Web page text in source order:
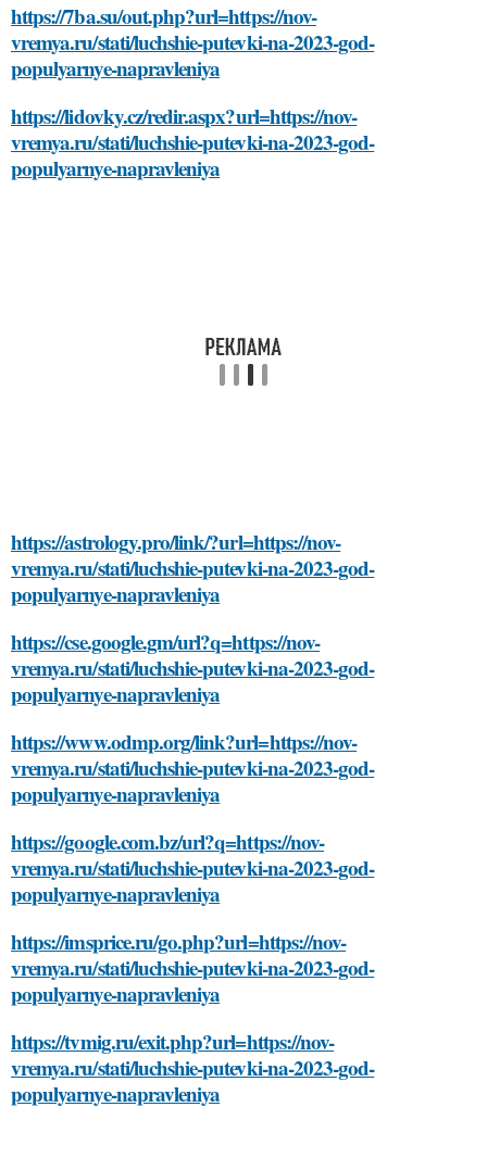
https://7ba.su/out.php?url=https://nov-
vremya.ru/stati/luchshie-putevki-na-2023-god-
populyarnye-napravleniya
https://lidovky.cz/redir.aspx?url=https://nov-
vremya.ru/stati/luchshie-putevki-na-2023-god-
populyarnye-napravleniya
https://astrology.pro/link/?url=https://nov-
vremya.ru/stati/luchshie-putevki-na-2023-god-
populyarnye-napravleniya
https://cse.google.gm/url?q=https://nov-
vremya.ru/stati/luchshie-putevki-na-2023-god-
populyarnye-napravleniya
https://www.odmp.org/link?url=https://nov-
vremya.ru/stati/luchshie-putevki-na-2023-god-
populyarnye-napravleniya
https://google.com.bz/url?q=https://nov-
vremya.ru/stati/luchshie-putevki-na-2023-god-
populyarnye-napravleniya
https://imsprice.ru/go.php?url=https://nov-
vremya.ru/stati/luchshie-putevki-na-2023-god-
populyarnye-napravleniya
https://tvmig.ru/exit.php?url=https://nov-
vremya.ru/stati/luchshie-putevki-na-2023-god-
populyarnye-napravleniya